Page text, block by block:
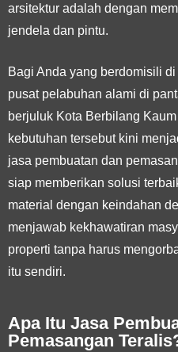
arsitektur adalah dengan
jendela dan pintu.
Bagi Anda yang berdomisili
pusat pelabuhan alami di
berjuluk Kota Berbilang
kebutuhan tersebut kini
jasa pembuatan dan
siap memberikan solusi
material dengan keindahan
menjawab kekhawatiran
properti tanpa harus
itu sendiri.
Apa Itu Jasa
Pemasangan